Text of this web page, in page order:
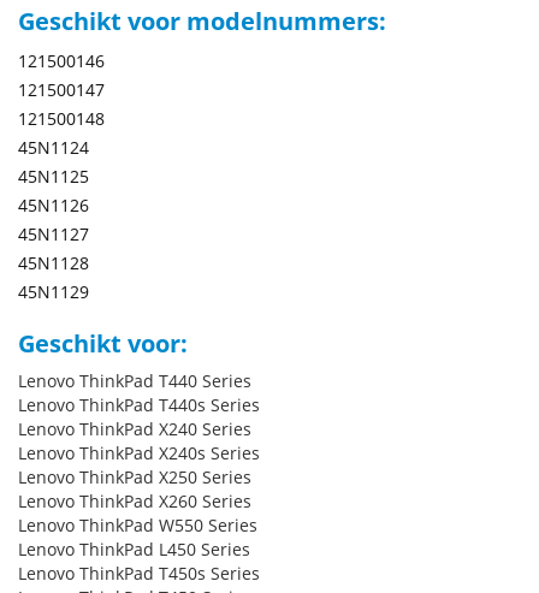
Geschikt voor modelnummers:
121500146
121500147
121500148
45N1124
45N1125
45N1126
45N1127
45N1128
45N1129
Geschikt voor:
Lenovo ThinkPad T440 Series
Lenovo ThinkPad T440s Series
Lenovo ThinkPad X240 Series
Lenovo ThinkPad X240s Series
Lenovo ThinkPad X250 Series
Lenovo ThinkPad X260 Series
Lenovo ThinkPad W550 Series
Lenovo ThinkPad L450 Series
Lenovo ThinkPad T450s Series